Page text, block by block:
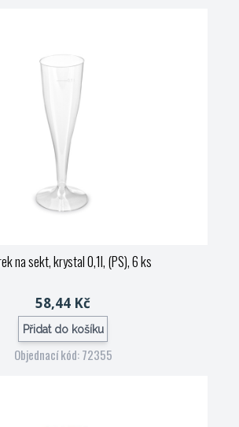
na sekt, krystal 0,1l, (PS), 6 ks
58,44 Kč
Přidat do košíku
Objednací kód: 72355